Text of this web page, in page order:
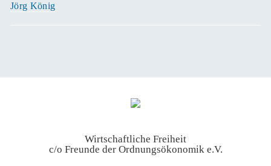
Jörg König
Wirtschaftliche Freiheit
c/o Freunde der Ordnungsökonomik e.V.